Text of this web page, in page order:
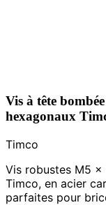
Vis à tête
hexagonaux
Timco
Vis robustes M5 x
Timco, en acier
parfaites pour